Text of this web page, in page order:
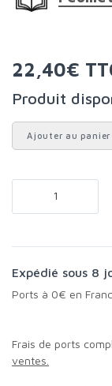
22,40€
Produit
Ajouter au panier
Expédié sous 8
Ports à 0€ en
Frais de ports
ventes.